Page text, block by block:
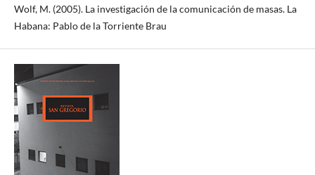
Wolf, M. (2005). La investigación de la comunicación de masas. La
Habana: Pablo de la Torriente Brau